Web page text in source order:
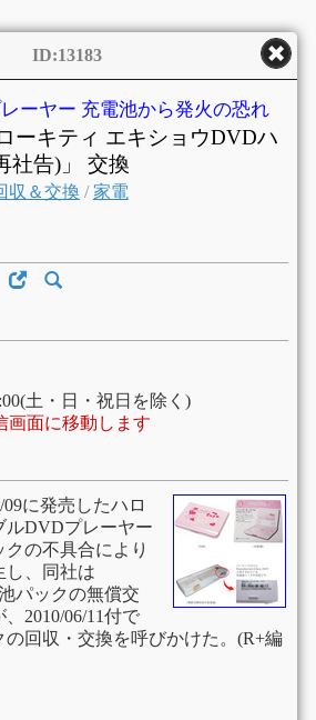
ID:13183
ーヤー 充電池から発火の恐れ
ーキティ エキショウDVDハ
社告)」 交換
収＆交換 /家電
土・日・祝日を除く)
画面に移動します
に発売したハロ
ルDVDプレーヤー
の不具合により
し、同社は
パックの無償交
2010/06/11付で
回収・交換を呼びかけた。(R+編